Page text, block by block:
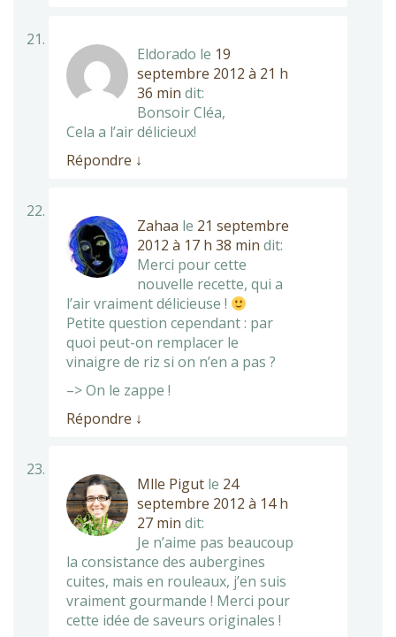
Eldorado le 19
septembre 2012 à 21 h
36 min dit:
Bonsoir Cléa,
Cela a l’air délicieux!
Répondre ↓
Zahaa le 21 septembre
2012 à 17 h 38 min dit:
Merci pour cette
nouvelle recette, qui a
l’air vraiment délicieuse !
Petite question cependant : par
quoi peut-on remplacer le
vinaigre de riz si on n’en a pas ?
–> On le zappe !
Répondre ↓
Mlle Pigut le 24
septembre 2012 à 14 h
27 min dit:
Je n’aime pas beaucoup
la consistance des aubergines
cuites, mais en rouleaux, j’en suis
vraiment gourmande ! Merci pour
cette idée de saveurs originales !